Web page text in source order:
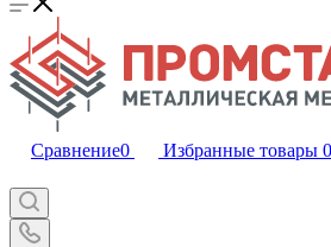
Сравнение0 Избранные товары 0